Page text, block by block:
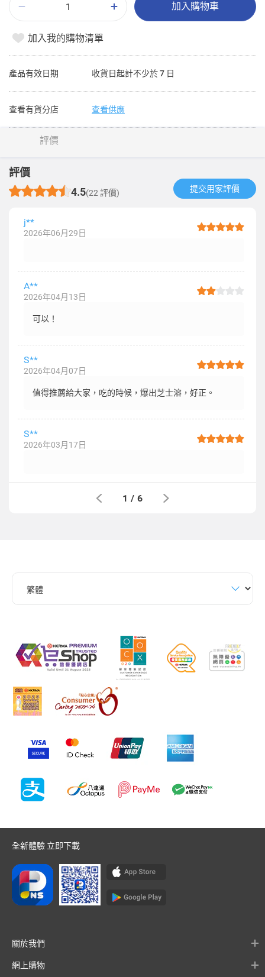
加入購物車
加入我的購物清單
產品有效日期 收貨日起計不少於 7 日
查看有貨分店 查看供應
評價
評價
4.5(22 評價) 提交用家評價​
j**
2026年06月29日
A**
2026年04月13日
可以！
S**
2026年04月07日
值得推薦給大家，吃的時候，爆出芝士溶，好正。
S**
2026年03月17日
1 / 6
全新體驗 立即下載
關於我們
網上購物